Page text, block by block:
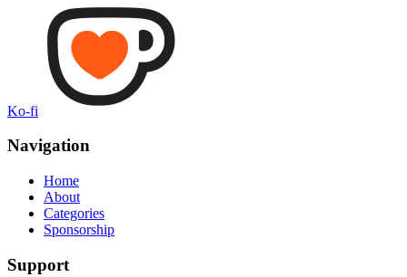
Ko-fi
Navigation
Home
About
Categories
Sponsorship
Support